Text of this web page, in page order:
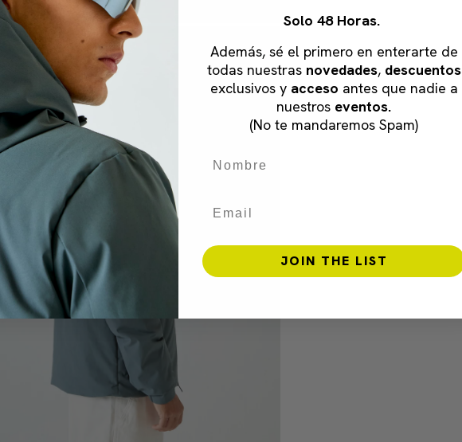
ZOOM
Solo 48 Horas.
Además, sé el primero en enterarte de
todas nuestras novedades, descuentos
exclusivos yacceso antes que nadie a
nuestros eventos.
(No te mandaremos Spam)
JOIN THE LIST